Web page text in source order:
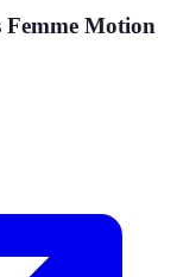
Femme Motion